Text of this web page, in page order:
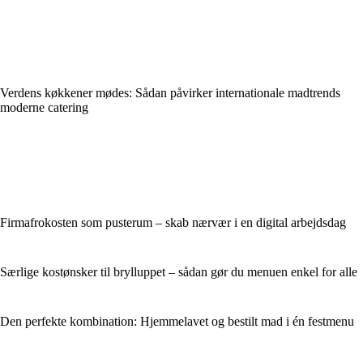
Verdens køkkener mødes: Sådan påvirker internationale madtrends
moderne catering
Firmafrokosten som pusterum – skab nærvær i en digital arbejdsdag
Særlige kostønsker til brylluppet – sådan gør du menuen enkel for alle
Den perfekte kombination: Hjemmelavet og bestilt mad i én festmenu